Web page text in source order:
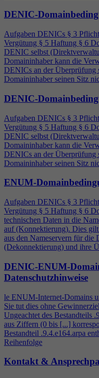
DENIC-
Aufgaben DENICs § 3
Vergütung § 5 Haftung § 6
DENIC selbst
Domaininhaber kann die
DENICs an der Überprüfung
Domaininhaber seinen Sitz
DENIC-
Aufgaben DENICs § 3
Vergütung § 5 Haftung § 6
DENIC selbst
Domaininhaber kann die
DENICs an der Überprüfung
Domaininhaber seinen Sitz
ENUM-
Aufgaben DENICs § 3
Vergütung § 5 Haftung § 6
technischen Daten in die
auf (Konnektierung). Dies
aus den Nameservern für die
(Dekonnektierung) und ihre
DENIC-ENUM-
Datenschutzhinweise
le ENUM-Internet-Domains
Sie tut dies ohne
Ungeachtet des Bestandteils
aus Ziffern (0 bis [...]
Bestandteil .9.4.e164.arpa
Reihenfolge
Kontakt &